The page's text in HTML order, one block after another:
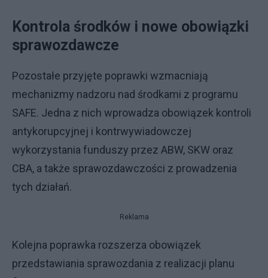
Kontrola środków i nowe obowiązki
sprawozdawcze
Pozostałe przyjęte poprawki wzmacniają
mechanizmy nadzoru nad środkami z programu
SAFE. Jedna z nich wprowadza obowiązek kontroli
antykorupcyjnej i kontrwywiadowczej
wykorzystania funduszy przez ABW, SKW oraz
CBA, a także sprawozdawczości z prowadzenia
tych działań.
Reklama
Kolejna poprawka rozszerza obowiązek
przedstawiania sprawozdania z realizacji planu